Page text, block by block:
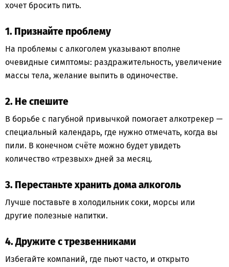
хочет бросить пить.
1. Признайте проблему
На проблемы с алкоголем указывают вполне
очевидные симптомы: раздражительность, увеличение
массы тела, желание выпить в одиночестве.
2. Не спешите
В борьбе с пагубной привычкой помогает алкотрекер —
специальный календарь, где нужно отмечать, когда вы
пили. В конечном счёте можно будет увидеть
количество «трезвых» дней за месяц.
3. Перестаньте хранить дома алкоголь
Лучше поставьте в холодильник соки, морсы или
другие полезные напитки.
4. Дружите с трезвенниками
Избегайте компаний, где пьют часто, и открыто